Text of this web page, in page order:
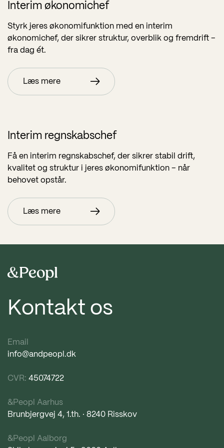
Interim økonomichef
Styrk jeres økonomifunktion med en interim
økonomichef, der sikrer struktur, overblik og fremdrift –
fra dag ét.
Læs mere
Interim regnskabschef
Få en interim regnskabschef, der sikrer stabil drift,
kvalitet og struktur i jeres økonomifunktion – når
behovet opstår.
Læs mere
Kontakt os
Email
info@andpeopl.dk
CVR: 45074722
&Peopl Aarhus
Brunbjergvej 4, 1.th. · 8240 Risskov
&Peopl Aalborg